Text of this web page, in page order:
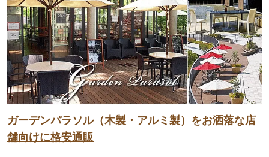
ガーデンパラソル（木製・アルミ製）をお洒落な店
舗向けに格安通販